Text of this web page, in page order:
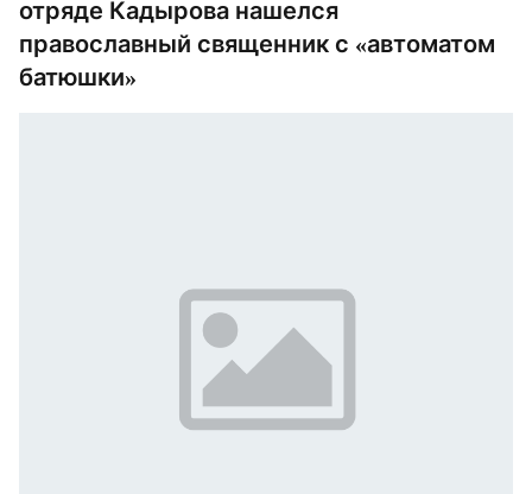
отряде Кадырова нашелся
православный священник с «автоматом
батюшки»